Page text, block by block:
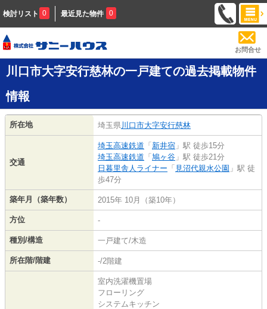
検討リスト 0 最近見た物件 0
お問合せ
川口市大字安行慈林の一戸建ての過去掲載物件
情報
所在地 埼玉県 川口市大字安行慈林
交通
埼玉高速鉄道 「 新井宿 」駅 徒歩15分
埼玉高速鉄道 「 鳩ヶ谷 」駅 徒歩21分
日暮里舎人ライナー 「 見沼代親水公園 」駅 徒
歩47分
築年月（築年数） 2015年 10月（築10年）
方位 -
種別/構造 一戸建て/木造
所在階/階建 -/2階建
室内洗濯機置場
フローリング
システムキッチン